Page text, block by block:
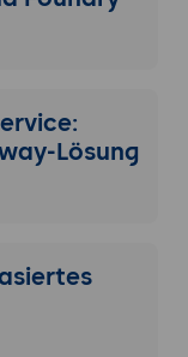
Lösung